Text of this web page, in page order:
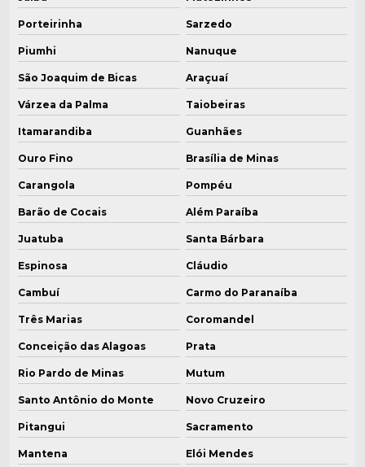
Porteirinha Sarzedo
Piumhi Nanuque
São Joaquim de Bicas Araçuaí
Várzea da Palma Taiobeiras
Itamarandiba Guanhães
Ouro Fino Brasília de Minas
Carangola Pompéu
Barão de Cocais Além Paraíba
Juatuba Santa Bárbara
Espinosa Cláudio
Cambuí Carmo do Paranaíba
Três Marias Coromandel
Conceição das Alagoas Prata
Rio Pardo de Minas Mutum
Santo Antônio do Monte Novo Cruzeiro
Pitangui Sacramento
Mantena Elói Mendes